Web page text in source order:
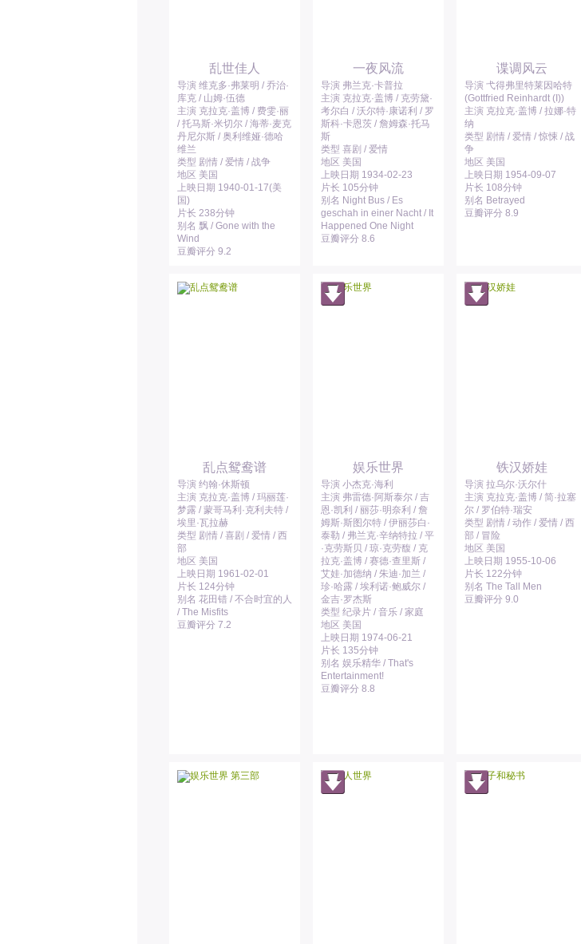
乱世佳人
导演 维克多·弗莱明 / 乔治·
库克 / 山姆·伍德
主演 克拉克·盖博 / 费雯·丽
/ 托马斯·米切尔 / 海蒂·麦克
丹尼尔斯 / 奥利维娅·德哈
维兰
类型 剧情 / 爱情 / 战争
地区 美国
上映日期 1940-01-17(美
国)
片长 238分钟
别名 飘 / Gone with the
Wind
豆瓣评分 9.2
一夜风流
导演 弗兰克·卡普拉
主演 克拉克·盖博 / 克劳黛·
考尔白 / 沃尔特·康诺利 / 罗
斯科·卡恩茨 / 詹姆森·托马
斯
类型 喜剧 / 爱情
地区 美国
上映日期 1934-02-23
片长 105分钟
别名 Night Bus / Es
geschah in einer Nacht / It
Happened One Night
豆瓣评分 8.6
谍调风云
导演 弋得弗里特莱因哈特
(Gottfried Reinhardt (I))
主演 克拉克·盖博 / 拉娜·特
纳
类型 剧情 / 爱情 / 惊悚 / 战
争
地区 美国
上映日期 1954-09-07
片长 108分钟
别名 Betrayed
豆瓣评分 8.9
乱点鸳鸯谱
导演 约翰·休斯顿
主演 克拉克·盖博 / 玛丽莲·
梦露 / 蒙哥马利·克利夫特 /
埃里·瓦拉赫
类型 剧情 / 喜剧 / 爱情 / 西
部
地区 美国
上映日期 1961-02-01
片长 124分钟
别名 花田错 / 不合时宜的人
/ The Misfits
豆瓣评分 7.2
娱乐世界
导演 小杰克·海利
主演 弗雷德·阿斯泰尔 / 吉
恩·凯利 / 丽莎·明奈利 / 詹
姆斯·斯图尔特 / 伊丽莎白·
泰勒 / 弗兰克·辛纳特拉 / 平
·克劳斯贝 / 琼·克劳馥 / 克
拉克·盖博 / 赛德·查里斯 /
艾娃·加德纳 / 朱迪·加兰 /
珍·哈露 / 埃利诺·鲍威尔 /
金吉·罗杰斯
类型 纪录片 / 音乐 / 家庭
地区 美国
上映日期 1974-06-21
片长 135分钟
别名 娱乐精华 / That's
Entertainment!
豆瓣评分 8.8
铁汉娇娃
导演 拉乌尔·沃尔什
主演 克拉克·盖博 / 简·拉塞
尔 / 罗伯特·瑞安
类型 剧情 / 动作 / 爱情 / 西
部 / 冒险
地区 美国
上映日期 1955-10-06
片长 122分钟
别名 The Tall Men
豆瓣评分 9.0